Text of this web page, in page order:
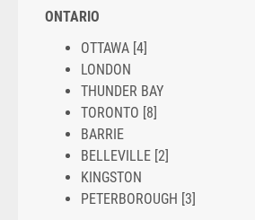
ONTARIO
OTTAWA [4]
LONDON
THUNDER BAY
TORONTO [8]
BARRIE
BELLEVILLE [2]
KINGSTON
PETERBOROUGH [3]